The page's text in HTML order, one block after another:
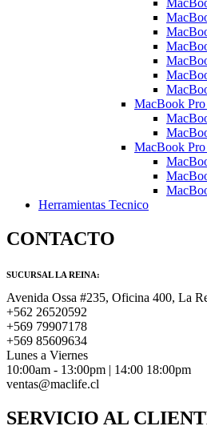
MacBook
MacBook
Herramientas Tecnico
CONTACTO
SUCURSAL LA REINA:
Avenida Ossa #235, Oficina 400, La
+562 26520592
+569 79907178
+569 85609634
Lunes a Viernes
10:00am - 13:00pm | 14:00 18:00pm
ventas@maclife.cl
SERVICIO AL